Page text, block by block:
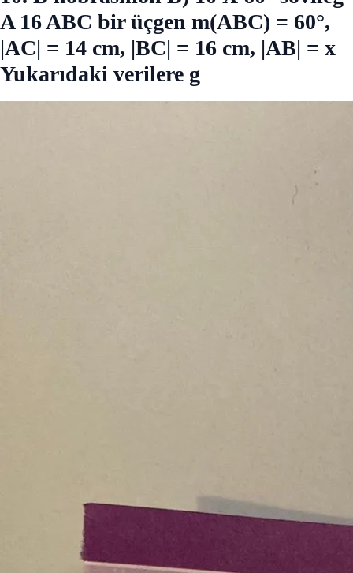
A 16 ABC bir üçgen m(ABC) = 60°,
|AC| = 14 cm, |BC| = 16 cm, |AB| = x
Yukarıdaki verilere g